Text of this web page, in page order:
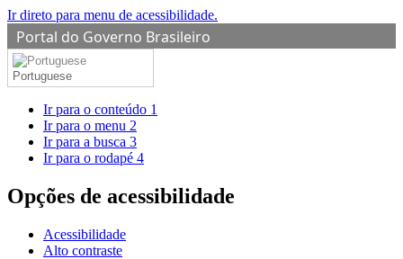
Ir direto para menu de acessibilidade.
Portal do Governo Brasileiro
Portuguese
Ir para o conteúdo 1
Ir para o menu 2
Ir para a busca 3
Ir para o rodapé 4
Opções de acessibilidade
Acessibilidade
Alto contraste